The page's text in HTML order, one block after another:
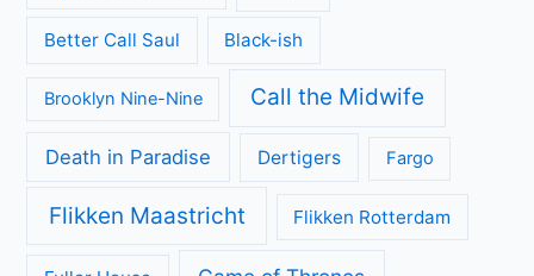
Better Call Saul Black-ish
Brooklyn Nine-Nine Call the Midwife
Death in Paradise Dertigers Fargo
Flikken Maastricht Flikken Rotterdam